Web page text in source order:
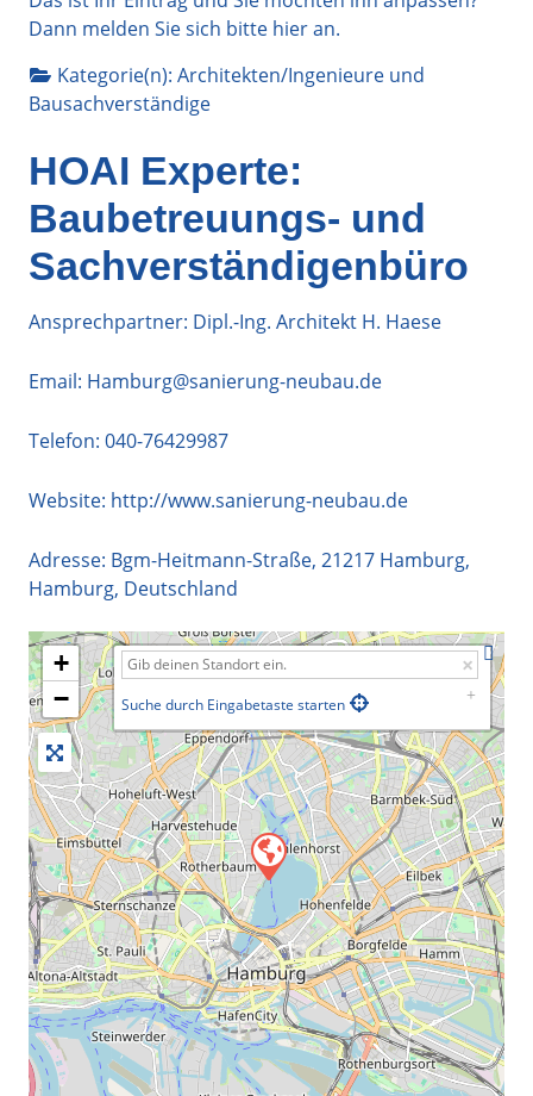
Dann melden Sie sich bitte hieran.
Kategorie(n): Architekten/Ingenieure und
Bausachverständige
HOAI Experte:
Baubetreuungs- und
Sachverständigenbüro
Ansprechpartner: Dipl.-Ing. Architekt H. Haese
Email: Hamburg@sanierung-neubau.de
Telefon: 040-76429987
Website: http://www.sanierung-neubau.de
Adresse: Bgm-Heitmann-Straße, 21217 Hamburg,
Hamburg, Deutschland
+
−
Suche durch Eingabetaste starten